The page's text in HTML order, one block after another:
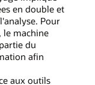
en double et
Pour
le machine
du
afin
aux outils